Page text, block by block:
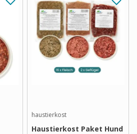
haustierkost
Haustierkost Paket Hund